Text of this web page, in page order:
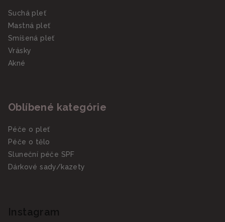
Suchá pleť
Mastná pleť
Smíšená pleť
Vrásky
Akné
Oblíbené kategórie
Péče o pleť
Péče o tělo
Sluneční péče SPF
Dárkové sady/kazety
Instagram